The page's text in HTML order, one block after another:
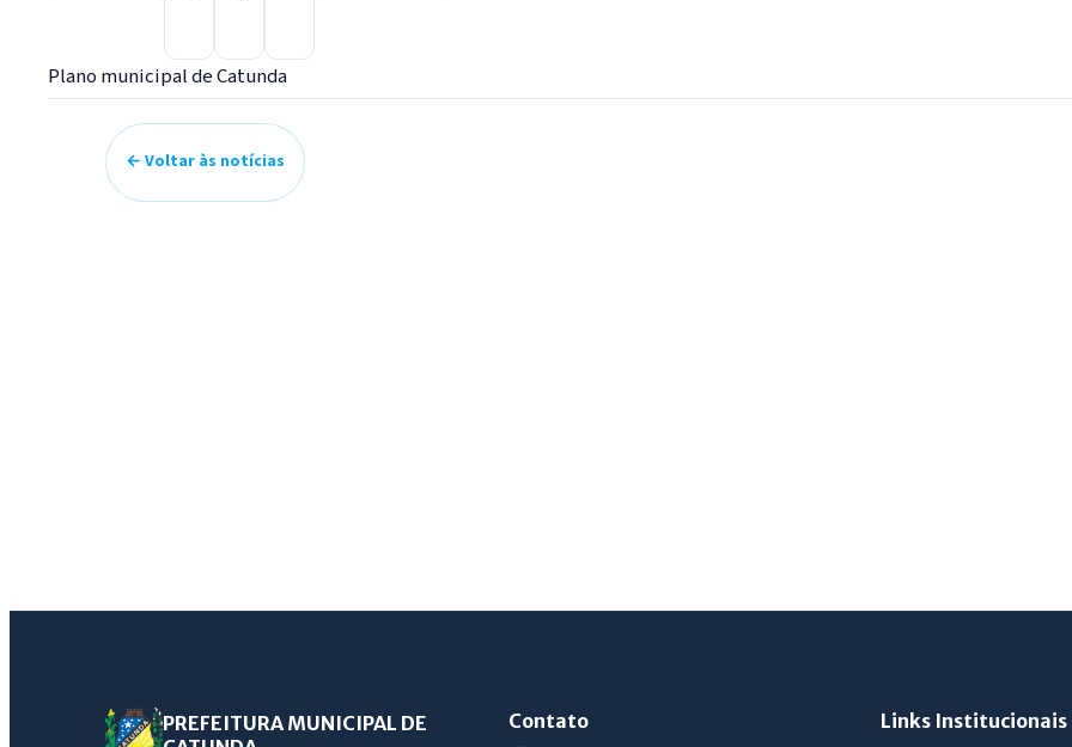
Plano municipal de Catunda
← Voltar às notícias
PREFEITURA MUNICIPAL DE
Contato
Links Institucionais